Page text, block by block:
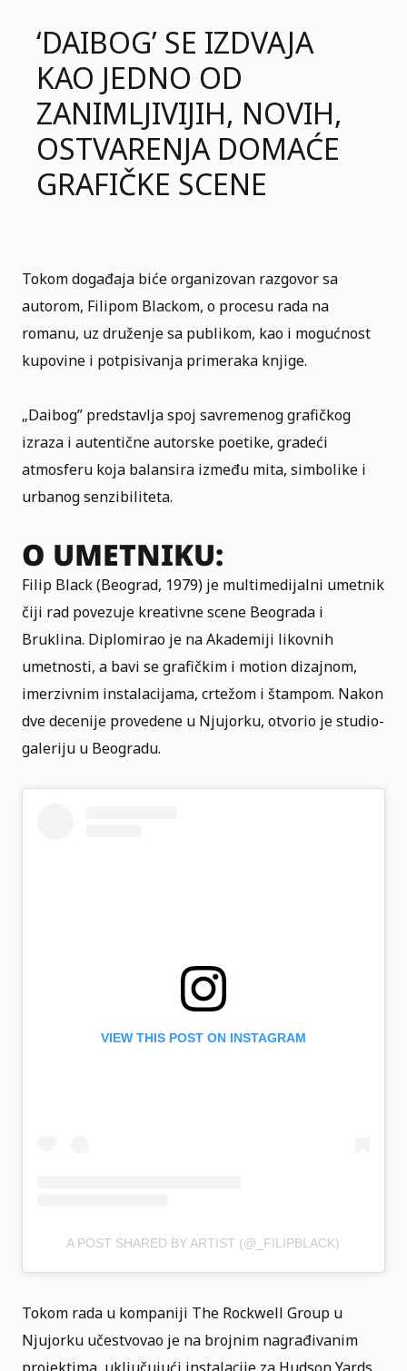
‘DAIBOG’ SE IZDVAJA
KAO JEDNO OD
ZANIMLJIVIJIH, NOVIH,
OSTVARENJA DOMAĆE
GRAFIČKE SCENE
Tokom događaja biće organizovan razgovor sa
autorom, Filipom Blackom, o procesu rada na
romanu, uz druženje sa publikom, kao i mogućnost
kupovine i potpisivanja primeraka knjige.
„Daibog” predstavlja spoj savremenog grafičkog
izraza i autentične autorske poetike, gradeći
atmosferu koja balansira između mita, simbolike i
urbanog senzibiliteta.
O UMETNIKU:
Filip Black (Beograd, 1979) je multimedijalni umetnik
čiji rad povezuje kreativne scene Beograda i
Bruklina. Diplomirao je na Akademiji likovnih
umetnosti, a bavi se grafičkim i motion dizajnom,
imerzivnim instalacijama, crtežom i štampom. Nakon
dve decenije provedene u Njujorku, otvorio je studio-
galeriju u Beogradu.
VIEW THIS POST ON INSTAGRAM
A POST SHARED BY ARTIST (@_FILIPBLACK)
Tokom rada u kompaniji The Rockwell Group u
Njujorku učestvovao je na brojnim nagrađivanim